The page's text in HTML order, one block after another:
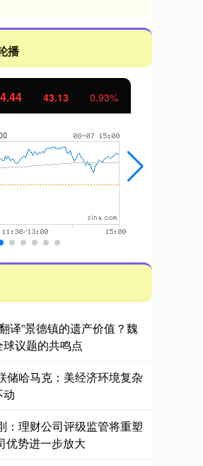
播
11.37 1.01%
译”景德镇的遗产价值？魏
议题的共鸣点
储哈马克：美经济环境复杂
动
：理财公司评级监管将重塑
优势进一步放大